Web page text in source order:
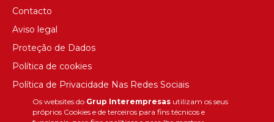
Os websites do Grup Interempresasutilizam os seus
próprios Cookies e de terceiros para fins técnicos e
Contacto
Aviso legal
Proteção de Dados
Política de cookies
Política de Privacidade Nas Redes Sociais
Canal de denúncias